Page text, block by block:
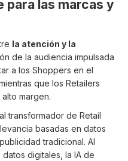
para las marcas y
la atención y la
de la audiencia impulsada
a los Shoppers en el
que los Retailers
margen.
transformador de Retail
basadas en datos
tradicional. AI
digitales, la IA de